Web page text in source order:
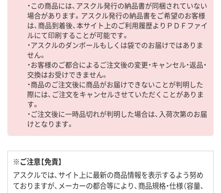
・この商品には、アスクル発行の納品書が同梱されていない
場合があります。アスクル発行の納品書をご希望のお客様
は、商品到着後、本サイト上のご利用履歴よりＰＤＦファイ
ルにて印刷することが可能です。
・アスクルのダンボールもしくは袋でのお届けではありま
せん。
・お客様のご都合によるご注文後の変更・キャンセル・返品・
交換はお受けできません。
・商品のご注文後に商品がお届けできないことが判明した
際には、ご注文をキャンセルさせていただくことがありま
す。
・ご注文後に一時品切れが判明した場合は、入荷次第のお届
けとなります。
※ご注意【免責】
アスクルでは、サイト上に最新の商品情報を表示するよう努め
ておりますが、メーカーの都合等により、商品規格・仕様（容量、